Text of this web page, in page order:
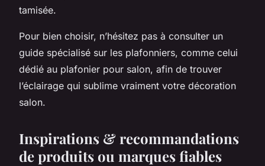
tamisée.
Pour bien choisir, n’hésitez pas à consulter un
guide spécialisé sur les plafonniers, comme celui
dédié au plafonier pour salon, afin de trouver
l’éclairage qui sublime vraiment votre décoration
salon.
Inspirations & recommandations
de produits ou marques fiables